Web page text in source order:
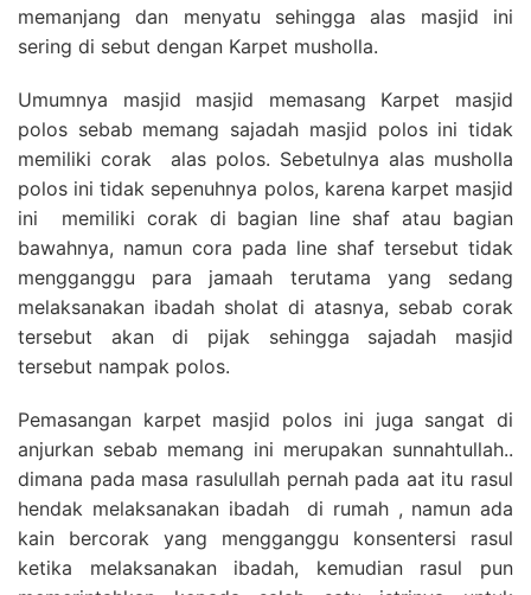
memanjang dan menyatu sehingga alas masjid ini
sering di sebut dengan Karpet musholla.
Umumnya masjid masjid memasang Karpet masjid
polos sebab memang sajadah masjid polos ini tidak
memiliki corak alas polos. Sebetulnya alas musholla
polos ini tidak sepenuhnya polos, karena karpet masjid
ini memiliki corak di bagian line shaf atau bagian
bawahnya, namun cora pada line shaf tersebut tidak
mengganggu para jamaah terutama yang sedang
melaksanakan ibadah sholat di atasnya, sebab corak
tersebut akan di pijak sehingga sajadah masjid
tersebut nampak polos.
Pemasangan karpet masjid polos ini juga sangat di
anjurkan sebab memang ini merupakan sunnahtullah..
dimana pada masa rasulullah pernah pada aat itu rasul
hendak melaksanakan ibadah di rumah , namun ada
kain bercorak yang mengganggu konsentersi rasul
ketika melaksanakan ibadah, kemudian rasul pun